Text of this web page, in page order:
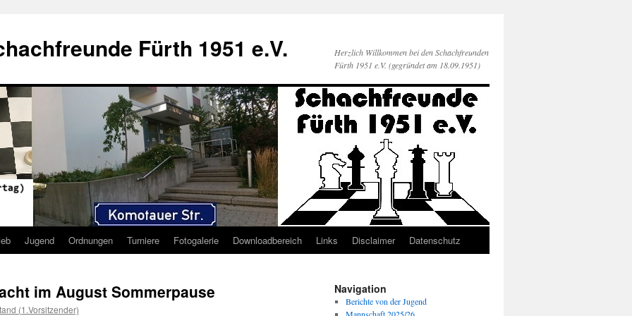
Fürth 1951 e.V.
Herzlich Willkommen bei den Schachfreunden
Fürth 1951 e.V. (gegründet am 18.09.1951)
Jugend Ordnungen Turniere Fotogalerie Downloadbereich Links Disclaimer Datenschutz
im August Sommerpause
(1.Vorsitzender)
Navigation
Berichte von der Jugend